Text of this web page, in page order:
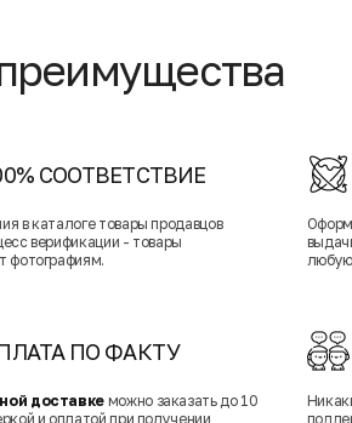
СООТВЕТСТВИЕ
в каталоге товары продавцов
верификации - товары
фотографиям.
ПО ФАКТУ
доставке можно заказать до 10
и оплатой при получении